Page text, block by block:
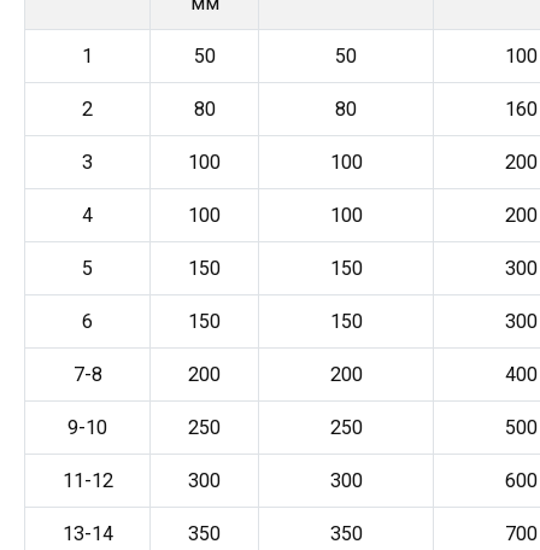
1 50 50 100
2 80 80 160
3 100 100 200
4 100 100 200
5 150 150 300
6 150 150 300
7-8 200 200 400
9-10 250 250 500
11-12 300 300 600
13-14 350 350 700